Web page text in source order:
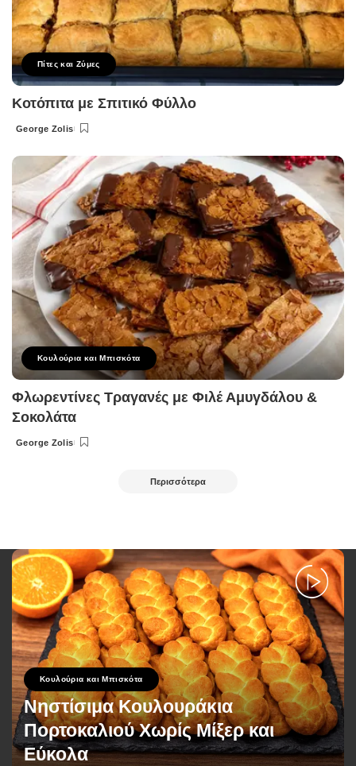
Πίτες και Ζύμες
Κοτόπιτα με Σπιτικό Φύλλο
Posted
George Zolis
Κουλούρια και Μπισκότα
Φλωρεντίνες Τραγανές με Φιλέ Αμυγδάλου &
Σοκολάτα
Posted
George Zolis
Περισσότερα
Κουλούρια και Μπισκότα
Νηστίσιμα Κουλουράκια
Πορτοκαλιού Χωρίς Μίξερ και
Εύκολα